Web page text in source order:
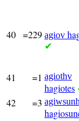
40 =229 agiov
✔
41
=1 agiothv
hagiotes
42 =3 agiwsunh